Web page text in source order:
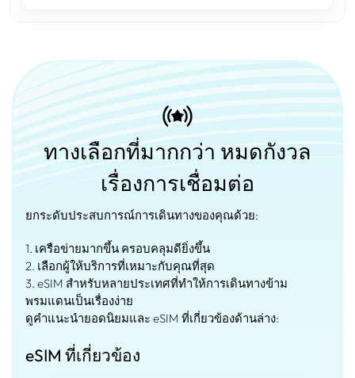
ทางเลือกที่มากกว่า หมดกังวล
เรื่องการเชื่อมต่อ
ยกระดับประสบการณ์การเดินทางของคุณด้วย:
1. เครือข่ายมากขึ้น ครอบคลุมดียิ่งขึ้น
2. เลือกผู้ให้บริการที่เหมาะกับคุณที่สุด
3. eSIM สำหรับหลายประเทศที่ทำให้การเดินทางข้าม
พรมแดนเป็นเรื่องง่าย
ดูคำแนะนำยอดนิยมและ eSIM ที่เกี่ยวข้องด้านล่าง:
eSIM ที่เกี่ยวข้อง